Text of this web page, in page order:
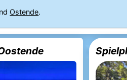
Ostende.